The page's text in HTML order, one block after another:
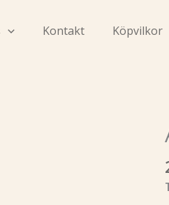
Kontakt Köpvilkor